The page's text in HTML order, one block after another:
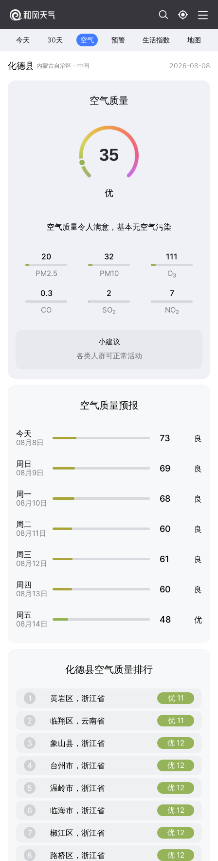
今天 30天 空气 预警 生活指数 地图
化德县 内蒙古自治区 - 中国 2026-08-08
空气质量
优
空气质量令人满意，基本无空气污染
20
PM2.5
32
PM10
111
O3
0.3
CO
2
SO2
7
NO2
小建议
各类人群可正常活动
空气质量预报
今天
08月8日 73 良
周日
08月9日 69 良
周一
08月10日 68 良
周二
08月11日 60 良
周三
08月12日 61 良
周四
08月13日 60 良
周五
08月14日 48 优
化德县空气质量排行
1 黄岩区，浙江省 优 11
2 临翔区，云南省 优 11
3 象山县，浙江省 优 12
4 台州市，浙江省 优 12
5 温岭市，浙江省 优 12
6 临海市，浙江省 优 12
7 椒江区，浙江省 优 12
8 路桥区，浙江省 优 12